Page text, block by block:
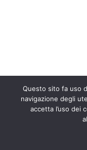
Questo sito fa uso
navigazione degli
accetta l’uso dei